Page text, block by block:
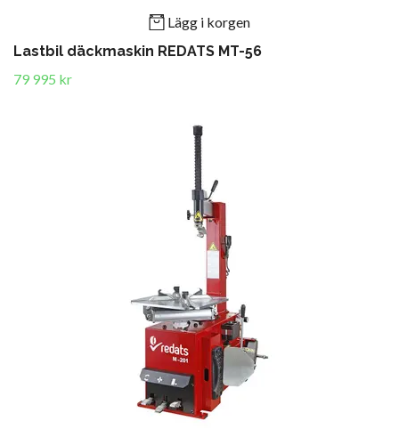
Lägg i korgen
Lastbil däckmaskin REDATS MT-56
79 995 kr